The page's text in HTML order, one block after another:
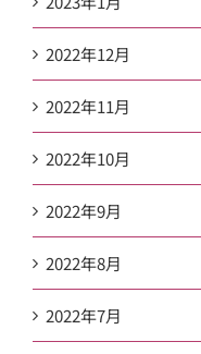
2022年12月
2022年11月
2022年10月
2022年9月
2022年8月
2022年7月